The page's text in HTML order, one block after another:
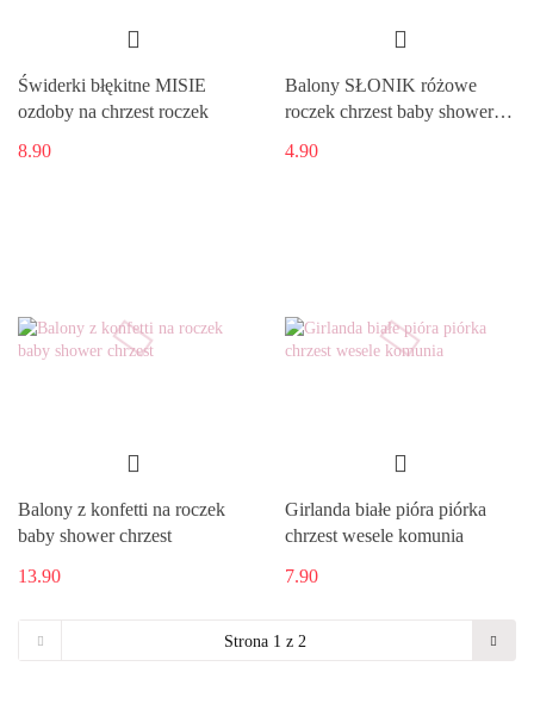
Świderki błękitne MISIE
ozdoby na chrzest roczek
8.90
Balony SŁONIK różowe
roczek chrzest baby shower
4.90
Balony z konfetti na roczek
baby shower chrzest
13.90
Girlanda białe pióra piórka
chrzest wesele komunia
7.90